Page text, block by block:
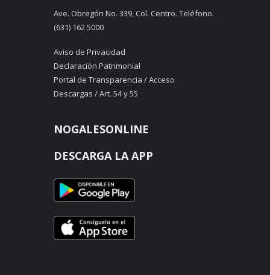
Ave. Obregón No. 339, Col. Centro. Teléfono.
(631) 162 5000
Aviso de Privacidad
Declaración Patrimonial
Portal de Transparencia / Acceso
Descargas / Art. 54 y 55
NOGALESONLINE
DESCARGA LA APP